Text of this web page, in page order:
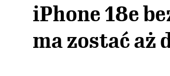
iPhone 18e
ma zostać aż